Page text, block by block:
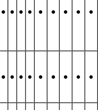
● ● ● ● ● ● ● ● ●
● ● ● ● ● ● ● ● ●